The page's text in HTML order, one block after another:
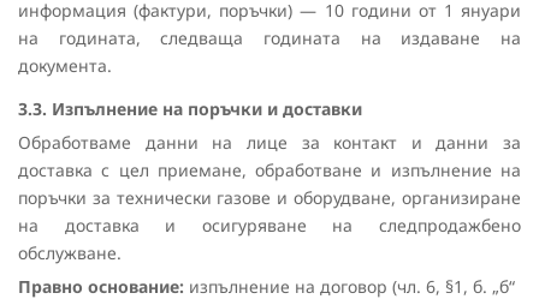
информация (фактури, поръчки) — 10 години от 1 януари
на годината, следваща годината на издаване на
документа.
3.3. Изпълнение на поръчки и доставки
Обработваме данни на лице за контакт и данни за
доставка с цел приемане, обработване и изпълнение на
поръчки за технически газове и оборудване, организиране
на доставка и осигуряване на следпродажбено
обслужване.
Правно основание: изпълнение на договор (чл. 6, §1, б. „б“